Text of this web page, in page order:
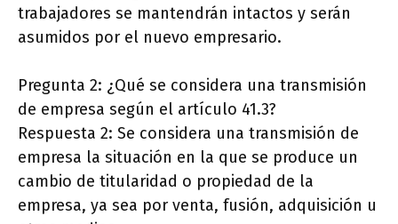
trabajadores se mantendrán intactos y serán
asumidos por el nuevo empresario.
Pregunta 2: ¿Qué se considera una transmisión
de empresa según el artículo 41.3?
Respuesta 2: Se considera una transmisión de
empresa la situación en la que se produce un
cambio de titularidad o propiedad de la
empresa, ya sea por venta, fusión, adquisición u